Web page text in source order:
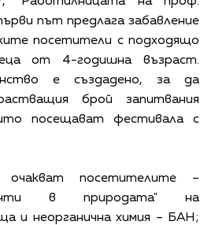
път предлага забавление
посетители с подходящо
от 4-годишна възраст.
е създадено, за да
брой запитвания
посещават фестивала с
очакват посетителите –
в природата" на
и неорганична химия – БАН;